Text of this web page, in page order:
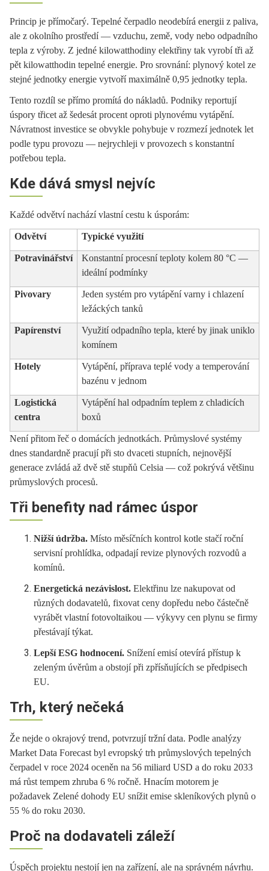
Princip je přímočarý. Tepelné čerpadlo neodebírá energii z paliva,
ale z okolního prostředí — vzduchu, země, vody nebo odpadního
tepla z výroby. Z jedné kilowatthodiny elektřiny tak vyrobí tři až
pět kilowatthodin tepelné energie. Pro srovnání: plynový kotel ze
stejné jednotky energie vytvoří maximálně 0,95 jednotky tepla.
Tento rozdíl se přímo promítá do nákladů. Podniky reportují
úspory třicet až šedesát procent oproti plynovému vytápění.
Návratnost investice se obvykle pohybuje v rozmezí jednotek let
podle typu provozu — nejrychleji v provozech s konstantní
potřebou tepla.
Kde dává smysl nejvíc
Každé odvětví nachází vlastní cestu k úsporám:
Odvětví Typické využití
Potravinářství
Konstantní procesní teploty kolem 80 °C —
ideální podmínky
Pivovary
Jeden systém pro vytápění varny i chlazení
ležáckých tanků
Papírenství
Využití odpadního tepla, které by jinak uniklo
komínem
Hotely
Vytápění, příprava teplé vody a temperování
bazénu v jednom
Logistická
centra
Vytápění hal odpadním teplem z chladicích
boxů
Není přitom řeč o domácích jednotkách. Průmyslové systémy
dnes standardně pracují při sto dvaceti stupních, nejnovější
generace zvládá až dvě stě stupňů Celsia — což pokrývá většinu
průmyslových procesů.
Tři benefity nad rámec úspor
Nižší údržba. Místo měsíčních kontrol kotle stačí roční
servisní prohlídka, odpadají revize plynových rozvodů a
komínů.
Energetická nezávislost. Elektřinu lze nakupovat od
různých dodavatelů, fixovat ceny dopředu nebo částečně
vyrábět vlastní fotovoltaikou — výkyvy cen plynu se firmy
přestávají týkat.
Lepší ESG hodnocení. Snížení emisí otevírá přístup k
zeleným úvěrům a obstojí při zpřísňujících se předpisech
EU.
Trh, který nečeká
Že nejde o okrajový trend, potvrzují tržní data. Podle analýzy
Market Data Forecast byl evropský trh průmyslových tepelných
čerpadel v roce 2024 oceněn na 56 miliard USD a do roku 2033
má růst tempem zhruba 6 % ročně. Hnacím motorem je
požadavek Zelené dohody EU snížit emise skleníkových plynů o
55 % do roku 2030.
Proč na dodavateli záleží
Úspěch projektu nestojí jen na zařízení, ale na správném návrhu.